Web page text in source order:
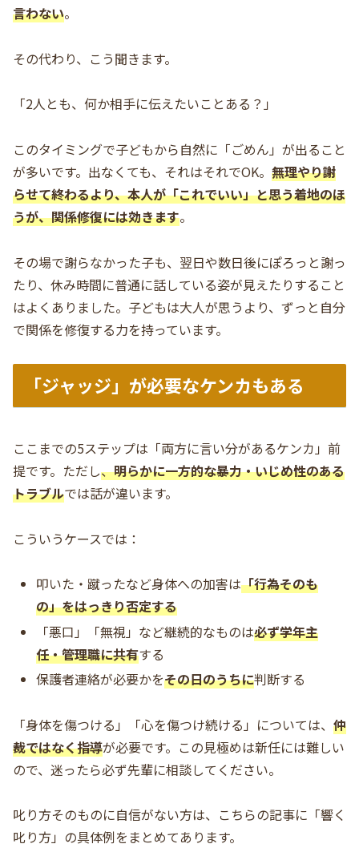
言わない。
その代わり、こう聞きます。
「2人とも、何か相手に伝えたいことある？」
このタイミングで子どもから自然に「ごめん」が出ること
が多いです。出なくても、それはそれでOK。 無理やり謝
らせて終わるより、本人が「これでいい」と思う着地のほ
うが、関係修復には効きます。
その場で謝らなかった子も、翌日や数日後にぽろっと謝っ
たり、休み時間に普通に話している姿が見えたりすること
はよくありました。子どもは大人が思うより、ずっと自分
で関係を修復する力を持っています。
「ジャッジ」が必要なケンカもある
ここまでの5ステップは「両方に言い分があるケンカ」前
提です。ただし、明らかに一方的な暴力・いじめ性のある
トラブルでは話が違います。
こういうケースでは：
叩いた・蹴ったなど身体への加害は「行為そのも
の」をはっきり否定する
「悪口」「無視」など継続的なものは必ず学年主
任・管理職に共有する
保護者連絡が必要かをその日のうちに判断する
「身体を傷つける」「心を傷つけ続ける」については、 仲
裁ではなく指導が必要です。この見極めは新任には難しい
ので、迷ったら必ず先輩に相談してください。
叱り方そのものに自信がない方は、こちらの記事に「響く
叱り方」の具体例をまとめてあります。